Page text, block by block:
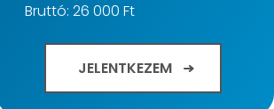
Bruttó: 26 000 Ft
JELENTKEZEM